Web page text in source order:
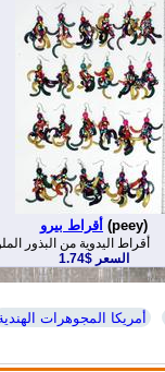
أقراط بيرو (peey)
أقراط اليدوية من البذور
السعر $1.74
أمريكا المجوهرات